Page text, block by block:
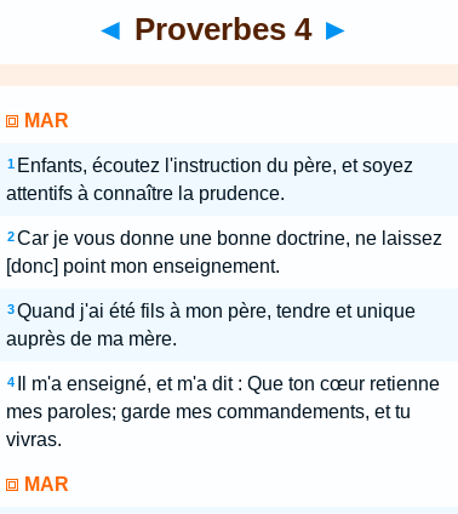
◄ Proverbes 4 ►
MAR
1 Enfants, écoutez l'instruction du père, et soyez
attentifs à connaître la prudence.
2 Car je vous donne une bonne doctrine, ne laissez
[donc] point mon enseignement.
3 Quand j'ai été fils à mon père, tendre et unique
auprès de ma mère.
4
Il m'a enseigné, et m'a dit : Que ton cœur retienne
mes paroles; garde mes commandements, et tu
vivras.
MAR